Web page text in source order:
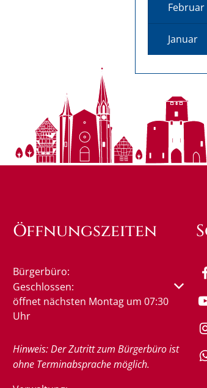
Februar
Januar
Öffnungszeiten
Bürgerbüro:
Klicken, um weitere Öffnungs- oder
Geschlossen:
öffnet nächsten Montag um 07:30
Uhr
Hinweis: Der Zutritt zum Bürgerbüro ist
ohne Terminabsprache möglich.